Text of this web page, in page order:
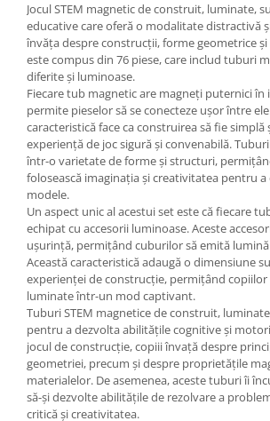
Jocul STEM magnetic de construit, luminate,
educative care oferă o modalitate distractivă
învăța despre construcții, forme geometrice
este compus din 76 piese, care includ tuburi
diferite și luminoase.
Fiecare tub magnetic are magneți puternici în
permite pieselor să se conecteze ușor între
caracteristică face ca construirea să fie simplă
experiență de joc sigură și convenabilă.
într-o varietate de forme și structuri,
folosească imaginația și creativitatea pentru
modele.
Un aspect unic al acestui set este că fiecare
echipat cu accesorii luminoase. Aceste
ușurință, permițând cuburilor să emită
Această caracteristică adaugă o dimensiune
experienței de construcție, permițând copiilor
luminate într-un mod captivant.
Tuburi STEM magnetice de construit,
pentru a dezvolta abilitățile cognitive și
jocul de construcție, copiii învață despre
geometriei, precum și despre proprietățile
materialelor. De asemenea, aceste tuburi îi
să-și dezvolte abilitățile de rezolvare a
critică și creativitatea.